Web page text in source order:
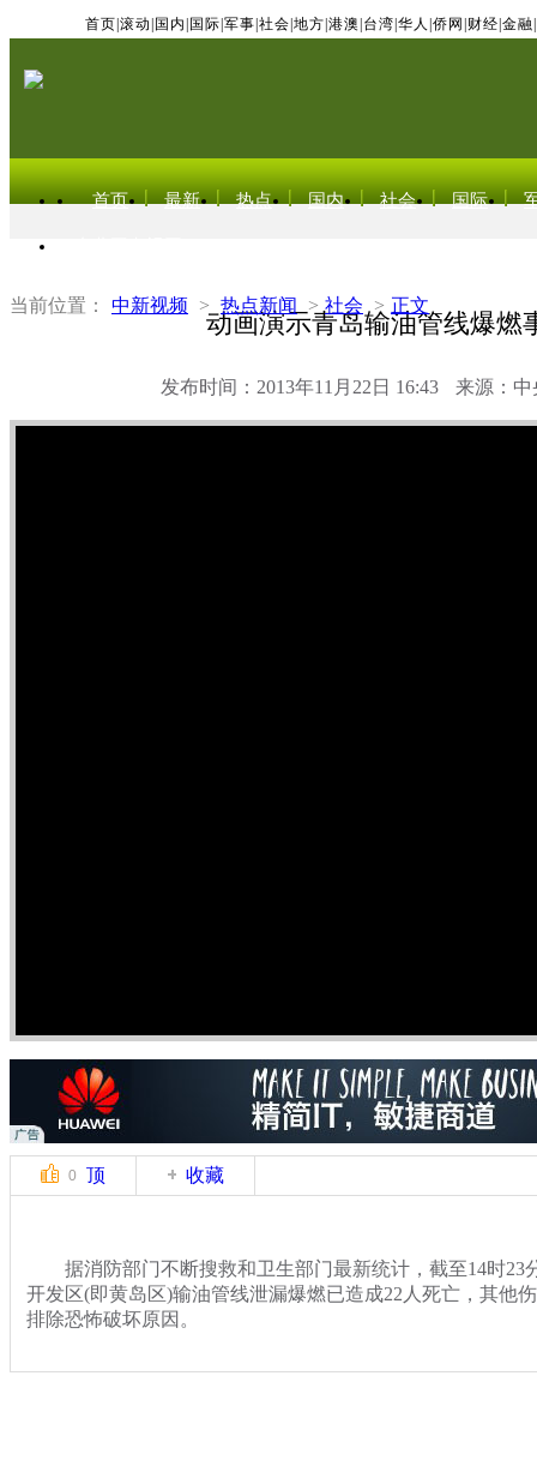
首页 滚动 国内 国际 军事 社会 地方 港澳 台湾 华人 侨网 财经 金融
首页 最新 热点 国内 社会 国际
当前位置： 中新视频 > 热点新闻 > 社会 > 正文
动画演示青岛输油管线爆燃
发布时间：2013年11月22日 16:43 来源：中
0 顶 收藏
据消防部门不断搜救和卫生部门最新统计，截至14时23
开发区(即黄岛区)输油管线泄漏爆燃已造成22人死亡，其他
排除恐怖破坏原因。